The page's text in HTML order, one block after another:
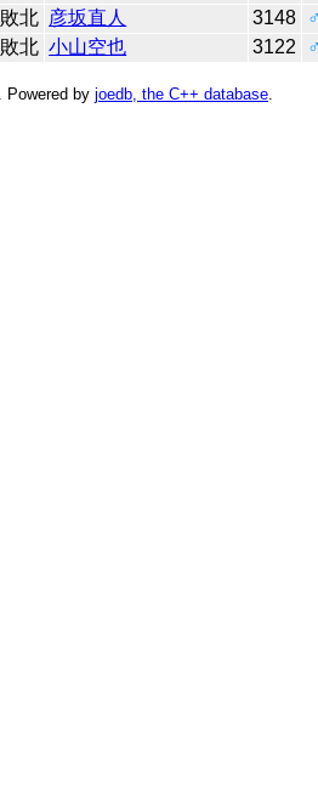
敗北 彦坂直人 3148
敗北 小山空也 3122
. Powered by joedb, the C++ database